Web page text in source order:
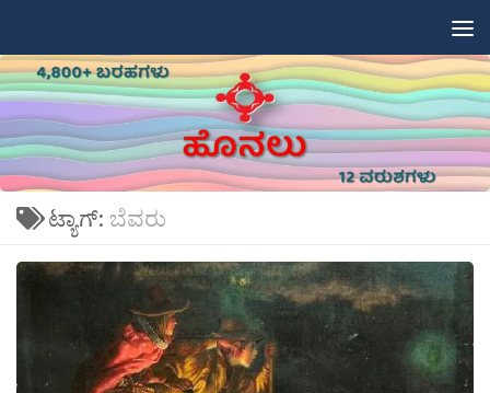
ಟ್ಯಾಗ್: ಬೆವರು